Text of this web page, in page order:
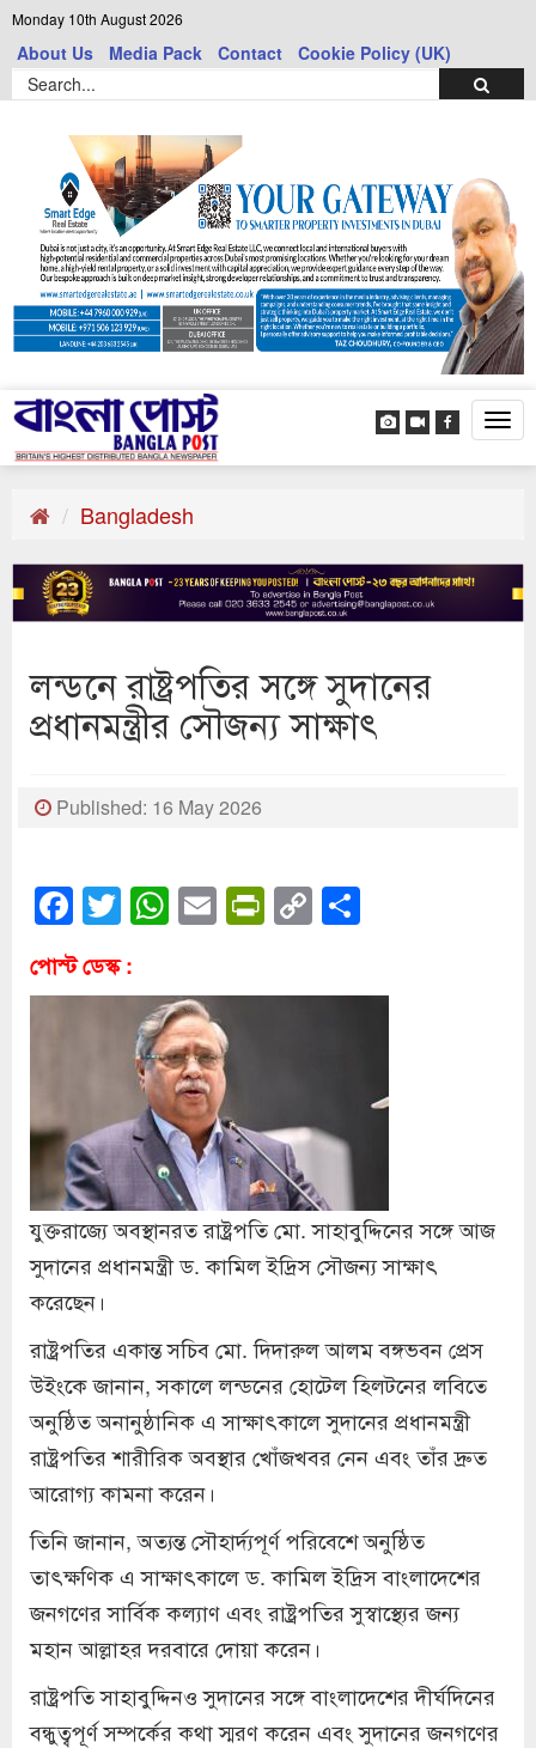
Monday 10th August 2026
About Us Media Pack Contact Cookie Policy (UK)
Bangladesh
লন্ডনে রাষ্ট্রপতির সঙ্গে সুদানের
প্রধানমন্ত্রীর সৌজন্য সাক্ষাৎ
Published: 16 May 2026
Facebook
Twitter
WhatsApp
EmailPrintFriendly
Copy
Link
পোস্ট ডেস্ক :
যুক্তরাজ্যে অবস্থানরত রাষ্ট্রপতি মো. সাহাবুদ্দিনের সঙ্গে আজ
সুদানের প্রধানমন্ত্রী ড. কামিল ইদ্রিস সৌজন্য সাক্ষাৎ
করেছেন।
রাষ্ট্রপতির একান্ত সচিব মো. দিদারুল আলম বঙ্গভবন প্রেস
উইংকে জানান, সকালে লন্ডনের হোটেল হিলটনের লবিতে
অনুষ্ঠিত অনানুষ্ঠানিক এ সাক্ষাৎকালে সুদানের প্রধানমন্ত্রী
রাষ্ট্রপতির শারীরিক অবস্থার খোঁজখবর নেন এবং তাঁর দ্রুত
আরোগ্য কামনা করেন।
তিনি জানান, অত্যন্ত সৌহার্দ্যপূর্ণ পরিবেশে অনুষ্ঠিত
তাৎক্ষণিক এ সাক্ষাৎকালে ড. কামিল ইদ্রিস বাংলাদেশের
জনগণের সার্বিক কল্যাণ এবং রাষ্ট্রপতির সুস্বাস্থ্যের জন্য
মহান আল্লাহর দরবারে দোয়া করেন।
রাষ্ট্রপতি সাহাবুদ্দিনও সুদানের সঙ্গে বাংলাদেশের দীর্ঘদিনের
বন্ধুত্বপূর্ণ সম্পর্কের কথা স্মরণ করেন এবং সুদানের জনগণের